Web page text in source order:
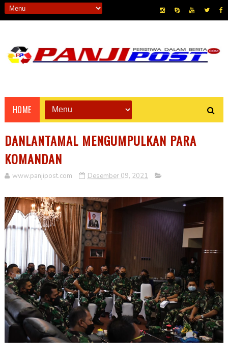
HOME
DANLANTAMAL MENGUMPULKAN PARA
KOMANDAN
www.panjipost.com Desember 09, 2021